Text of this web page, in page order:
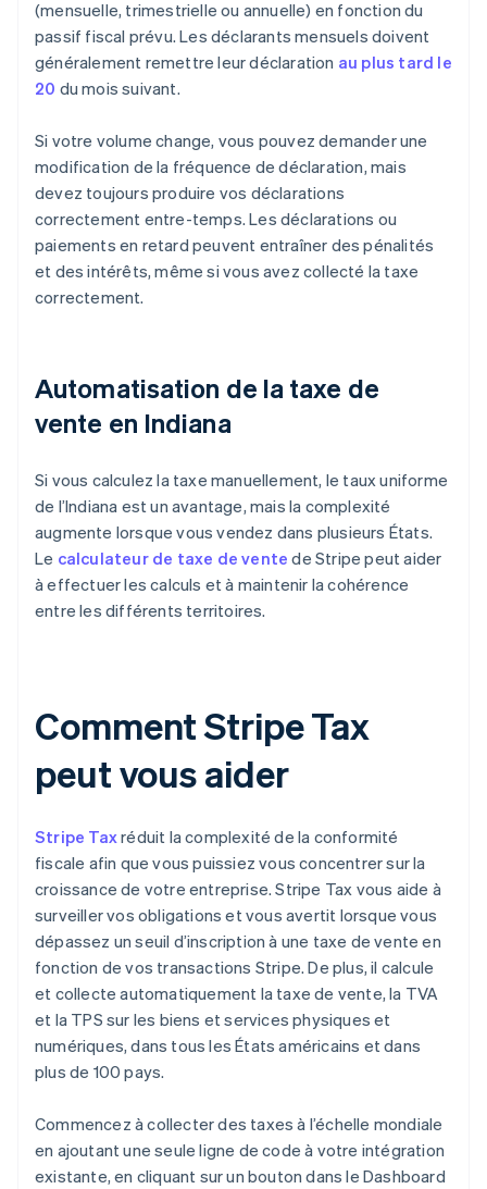
(mensuelle, trimestrielle ou annuelle) en fonction du
passif fiscal prévu. Les déclarants mensuels doivent
généralement remettre leur déclaration au plus tard le
20 du mois suivant.
Si votre volume change, vous pouvez demander une
modification de la fréquence de déclaration, mais
devez toujours produire vos déclarations
correctement entre-temps. Les déclarations ou
paiements en retard peuvent entraîner des pénalités
et des intérêts, même si vous avez collecté la taxe
correctement.
Automatisation de la taxe de
vente en Indiana
Si vous calculez la taxe manuellement, le taux uniforme
de l’Indiana est un avantage, mais la complexité
augmente lorsque vous vendez dans plusieurs États.
Le calculateur de taxe de vente de Stripe peut aider
à effectuer les calculs et à maintenir la cohérence
entre les différents territoires.
Comment Stripe Tax
peut vous aider
Stripe Taxréduit la complexité de la conformité
fiscale afin que vous puissiez vous concentrer sur la
croissance de votre entreprise. Stripe Tax vous aide à
surveiller vos obligations et vous avertit lorsque vous
dépassez un seuil d’inscription à une taxe de vente en
fonction de vos transactions Stripe. De plus, il calcule
et collecte automatiquement la taxe de vente, la TVA
et la TPS sur les biens et services physiques et
numériques, dans tous les États américains et dans
plus de 100 pays.
Commencez à collecter des taxes à l’échelle mondiale
en ajoutant une seule ligne de code à votre intégration
existante, en cliquant sur un bouton dans le Dashboard